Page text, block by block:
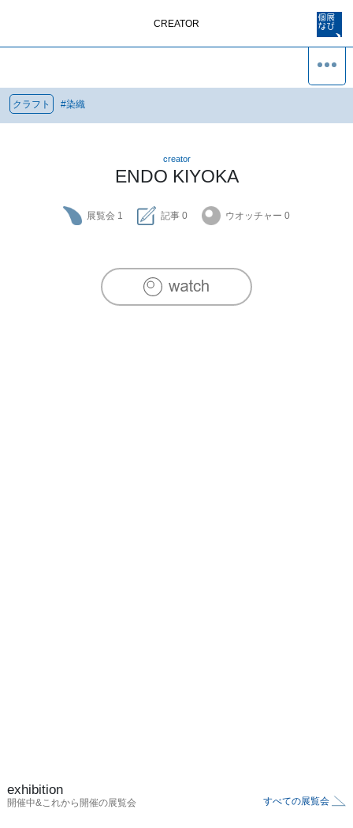
CREATOR
クラフト #染織
creator
ENDO KIYOKA
展覧会 1 記事 0 ウオッチャー 0
exhibition
開催中&これから開催の展覧会 すべての展覧会